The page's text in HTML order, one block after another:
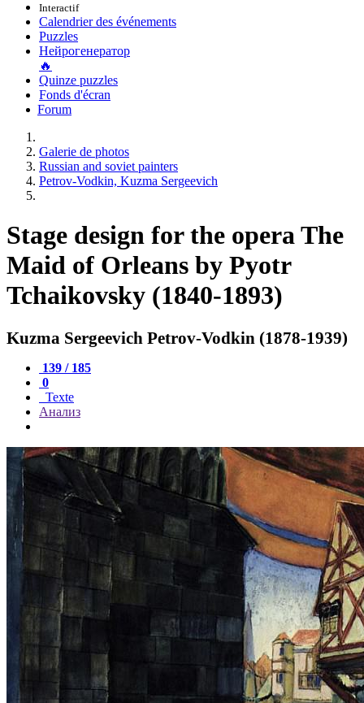
Interactif
Calendrier des événements
Puzzles
Нейрогенератор
🔥
Quinze puzzles
Fonds d'écran
Forum
Galerie de photos
Russian and soviet painters
Petrov-Vodkin, Kuzma Sergeevich
Stage design for the opera The
Maid of Orleans by Pyotr
Tchaikovsky (1840-1893)
Kuzma Sergeevich Petrov-Vodkin (1878-1939)
139 / 185
0
Texte
Анализ